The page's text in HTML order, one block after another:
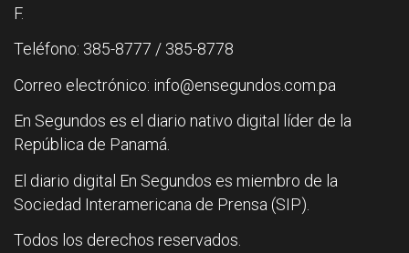
F.
Teléfono: 385-8777 / 385-8778
Correo electrónico: info@ensegundos.com.pa
En Segundos es el diario nativo digital líder de la
República de Panamá.
El diario digital En Segundos es miembro de la
Sociedad Interamericana de Prensa (SIP).
Todos los derechos reservados.